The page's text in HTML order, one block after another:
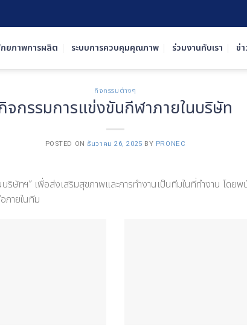
ยภาพการผลิต ระบบการควบคุมคุณภาพ ร่วมงานกับเรา ข่
กิจกรรมต่างๆ
จกรรมการแข่งขันกีฬาภายในบริษัท
POSTED ON ธันวาคม 26, 2025 BY PRONEC
ริษัทฯ” เพื่อส่งเสริมสุขภาพและการทำงานเป็นทีมในที่ทำงาน โดย
ภายในทีม